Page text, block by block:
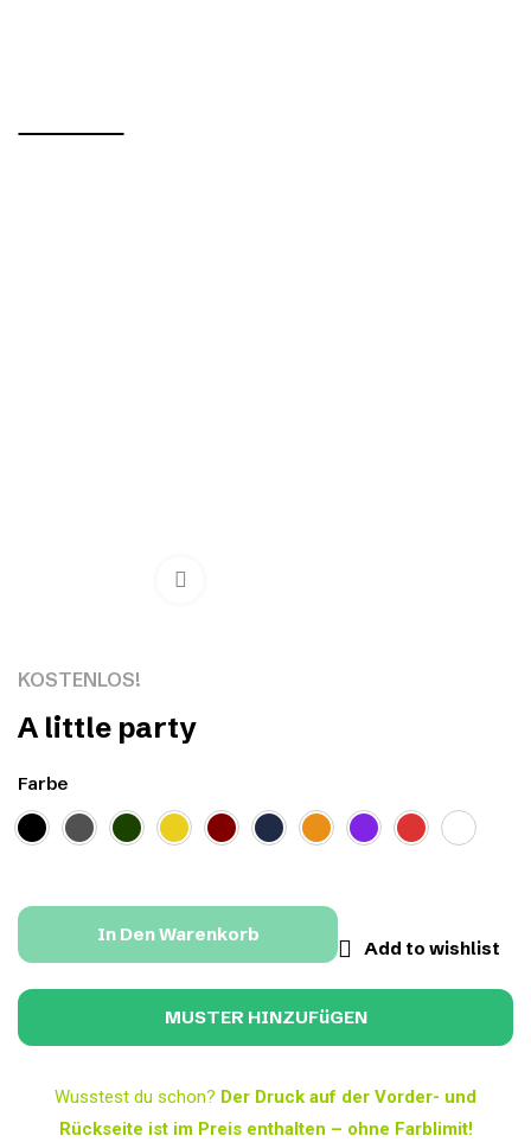
KOSTENLOS!
A little party
Farbe
In Den Warenkorb
Add to wishlist
Wusstest du schon? Der Druck auf der Vorder- und
Rückseite ist im Preis enthalten – ohne Farblimit!